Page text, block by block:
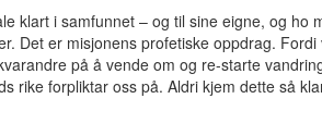
klart i samfunnet – og til sine eigne, og ho
Det er misjonens profetiske oppdrag.
på å vende om og re-starte
rike forpliktar oss på. Aldri kjem dette så